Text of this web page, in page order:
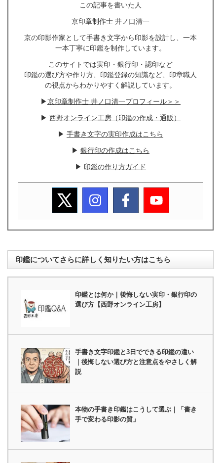
この記事を書いた人
京印章制作士 井ノ口清一
京の印影作家として手書き文字から印影を設計し、一本
一本丁寧に印鑑を制作しています。
このサイトでは実印・銀行印・認印など
印鑑の選び方や作り方、印鑑登録の知識など、印章職人
の視点からわかりやすく解説しています。
▶京印章制作士 井ノ口清一プロフィール＞＞
▶ 西野オンライン工房（印鑑の作成・通販）
▶ 手書き文字の実印作成はこちら
▶ 銀行印の作成はこちら
▶ 印鑑の作り方ガイド
印鑑についてさらに詳しく知りたい方はこちら
印鑑とは何か｜後悔しない実印・銀行印の
選び方【西野オンライン工房】
手書き文字印鑑と3日でできる印鑑の違い
｜後悔しない選び方と注意点をやさしく解
説
本物の手書き印鑑はこうして選ぶ｜「書き
手で変わる印影の質」